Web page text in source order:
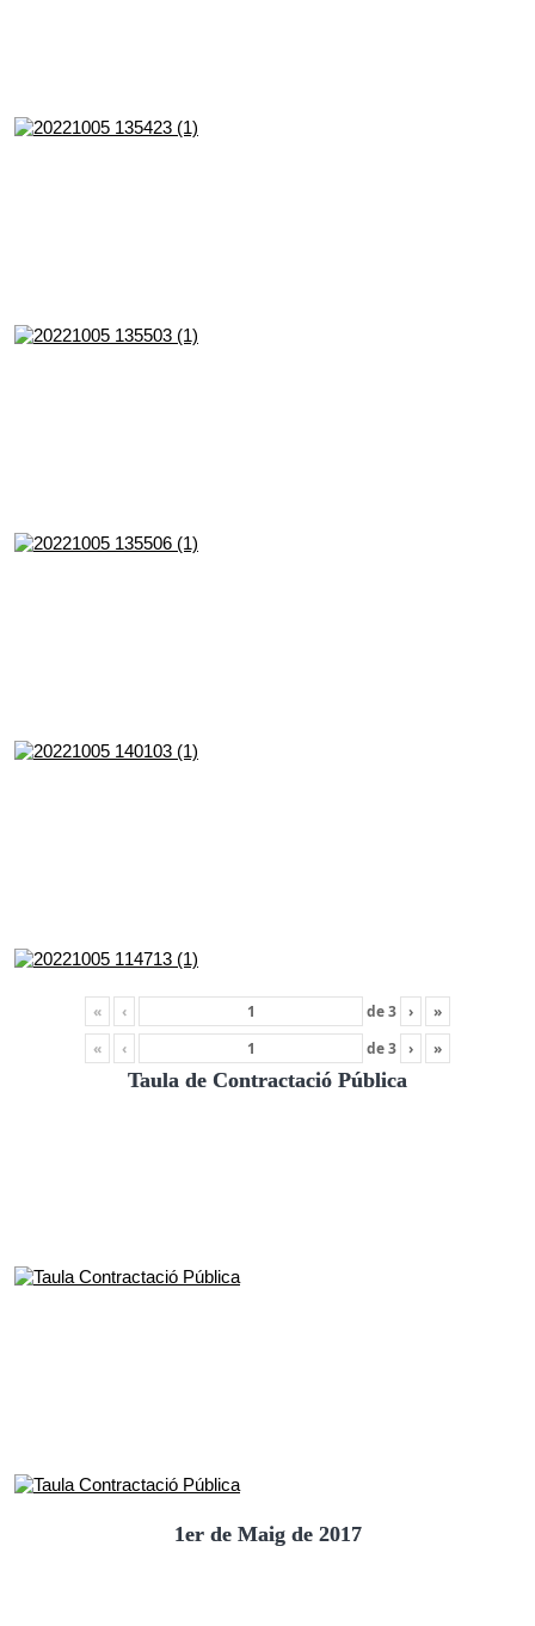
« ‹ de3 ›
»
«
‹ de3 › »
Taula de Contractació Pública
1er de Maig de 2017